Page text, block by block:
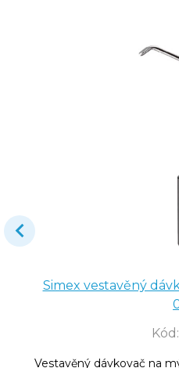
Simex vestavěný
Kód :
Vestavěný dávkovač na